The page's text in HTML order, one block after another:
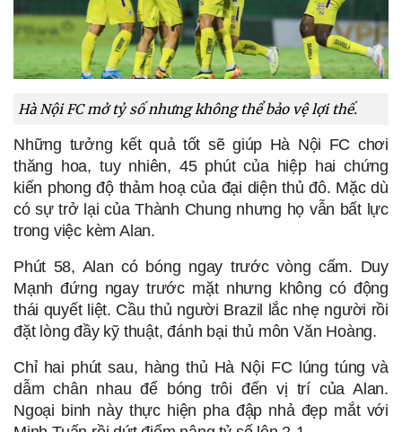
Hà Nội FC mở tỷ số nhưng không thể bảo vệ lợi thế.
Những tưởng kết quả tốt sẽ giúp Hà Nội FC chơi
thăng hoa, tuy nhiên, 45 phút của hiệp hai chứng
kiến phong độ thảm hoạ của đại diện thủ đô. Mặc dù
có sự trở lại của Thành Chung nhưng họ vẫn bất lực
trong việc kèm Alan.
Phút 58, Alan có bóng ngay trước vòng cấm. Duy
Mạnh đứng ngay trước mặt nhưng không có động
thái quyết liệt. Cầu thủ người Brazil lắc nhẹ người rồi
đặt lòng đầy kỹ thuật, đánh bại thủ môn Văn Hoàng.
Chỉ hai phút sau, hàng thủ Hà Nội FC lúng túng và
dẫm chân nhau để bóng trôi đến vị trí của Alan.
Ngoại binh này thực hiện pha đập nhả đẹp mắt với